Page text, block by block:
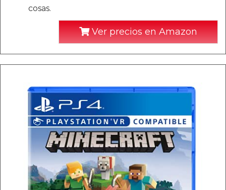
cosas.
Ver precios en Amazon